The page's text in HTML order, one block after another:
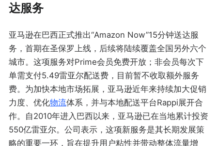
达服务
亚马逊在巴西正式推出“Amazon Now”15分钟送达服
务，首期在圣保罗上线，后续将陆续覆盖全国另外六个
城市。这项服务对Prime会员免费开放；非会员每次下
单需支付5.49雷亚尔配送费，目前暂不收取额外服务
费。为加快本地市场拓展，亚马逊近年来持续加大促销
力度、优化物流体系，并与本地配送平台Rappi展开合
作。自2010年进入巴西以来，亚马逊已在当地累计投资
550亿雷亚尔。公司表示，这项新服务是其长期发展策
略的重要一环，旨在提升用户粘性并带动整体流量增